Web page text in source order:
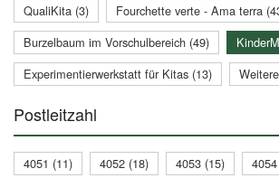
QualiKita (3)
Fourchette verte - Ama terra
Burzelbaum im Vorschulbereich (49)
Experimentierwerkstatt für Kitas (13)
Postleitzahl
4051 (11) 4052 (18) 4053 (15)